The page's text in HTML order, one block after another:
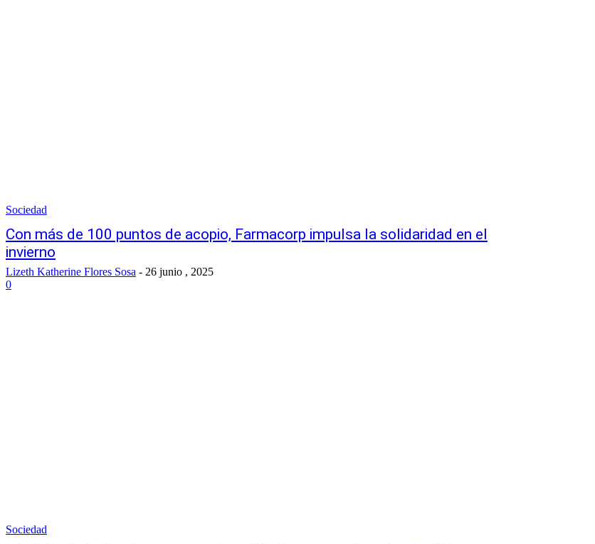
Sociedad
Con más de 100 puntos de acopio, Farmacorp impulsa la solidaridad en el
invierno
Lizeth Katherine Flores Sosa - 26 junio , 2025
0
Sociedad